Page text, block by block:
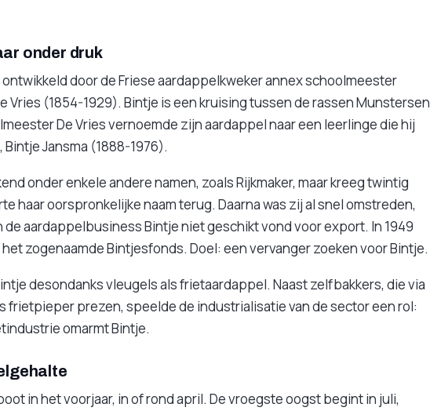
onder druk
ontwikkeld door de Friese aardappelkweker annex schoolmeester
Vries (1854-1929). Bintje is een kruising tussen de rassen Munstersen
De Vries vernoemde zijn aardappel naar een leerlinge die hij
Jansma (1888-1976).
onder enkele andere namen, zoals Rijkmaker, maar kreeg twintig
haar oorspronkelijke naam terug. Daarna was zij al snel omstreden,
de aardappelbusiness Bintje niet geschikt vond voor export. In 1949
zogenaamde Bintjesfonds. Doel: een vervanger zoeken voor Bintje.
desondanks vleugels als frietaardappel. Naast zelfbakkers, die via
frietpieper prezen, speelde de industrialisatie van de sector een rol:
omarmt Bintje.
in het voorjaar, in of rond april. De vroegste oogst begint in juli,